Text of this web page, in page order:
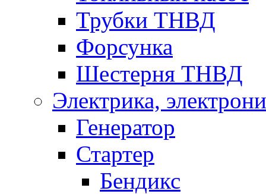
Трубки ТНВД
Форсунка
Шестерня ТНВД
Электрика,
Генератор
Стартер
Бендикс